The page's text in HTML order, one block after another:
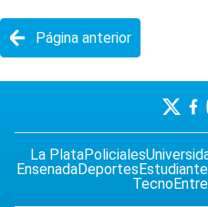
Página anterior
La PlataPoliciales
EnsenadaDeportes
Tecno